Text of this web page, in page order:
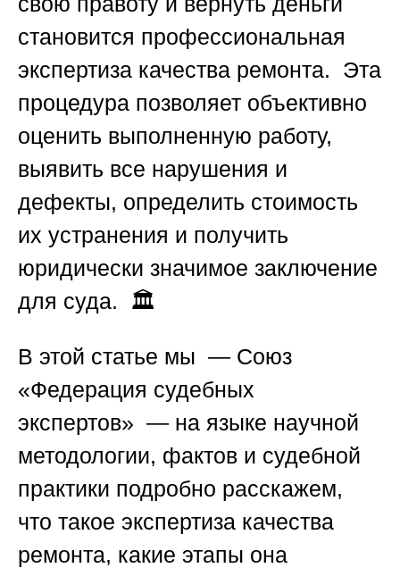
становится профессиональная
экспертиза качества ремонта. Эта
процедура позволяет объективно
оценить выполненную работу,
выявить все нарушения и
дефекты, определить стоимость
их устранения и получить
юридически значимое заключение
для суда. 🏛️
В этой статье мы — Союз
«Федерация судебных
экспертов» — на языке научной
методологии, фактов и судебной
практики подробно расскажем,
что такое экспертиза качества
ремонта, какие этапы она